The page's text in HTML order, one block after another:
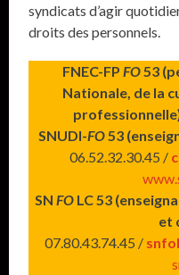
syndicats d’agir
droits des personnels.
FNEC-FP FO 53
Nationale, de la
SNUDI-FO 53
06.52.32.30.45 /
SN FOLC 53
et
07.80.43.74.45 /